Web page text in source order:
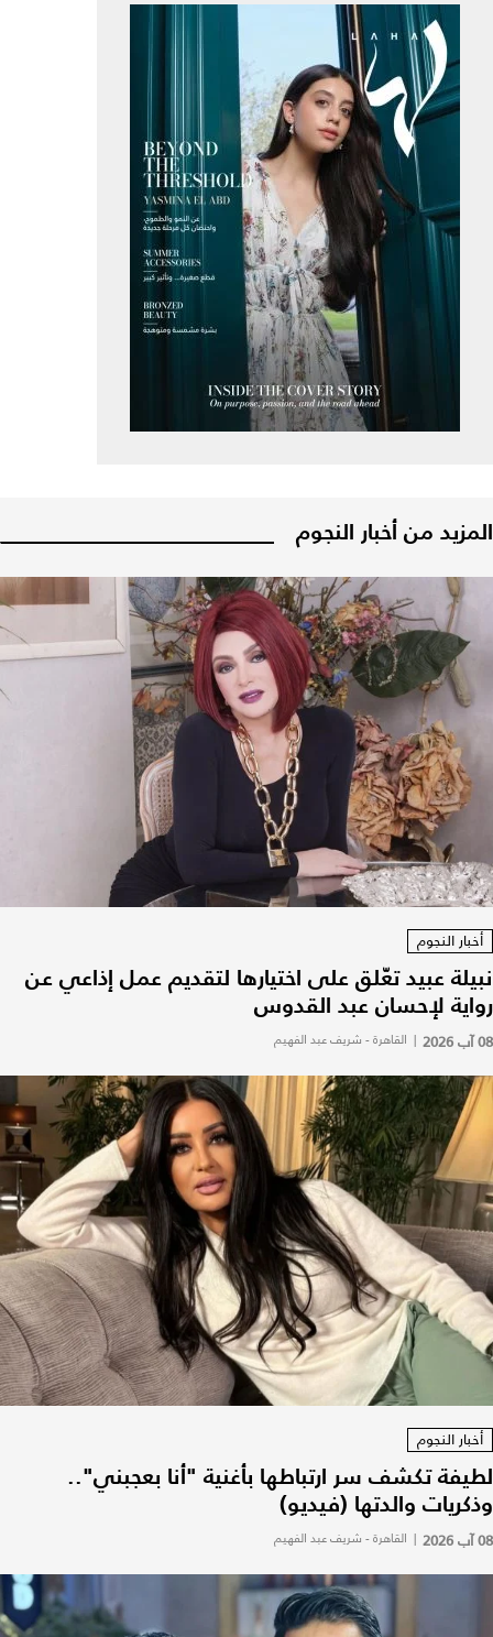
المزيد من أخبار النجوم
أخبار النجوم
نبيلة عبيد تعّلق على اختيارها لتقديم عمل إذاعي عن
رواية لإحسان عبد القدوس
08 آب 2026 | القاهرة - شريف عبد الفهيم
أخبار النجوم
لطيفة تكشف سر ارتباطها بأغنية "أنا بعجبني"..
وذكريات والدتها (فيديو)
08 آب 2026 | القاهرة - شريف عبد الفهيم